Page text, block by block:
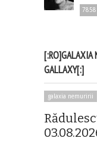
7858
[:RO]GALAXIA
GALLAXY[:]
galaxia nemuririi